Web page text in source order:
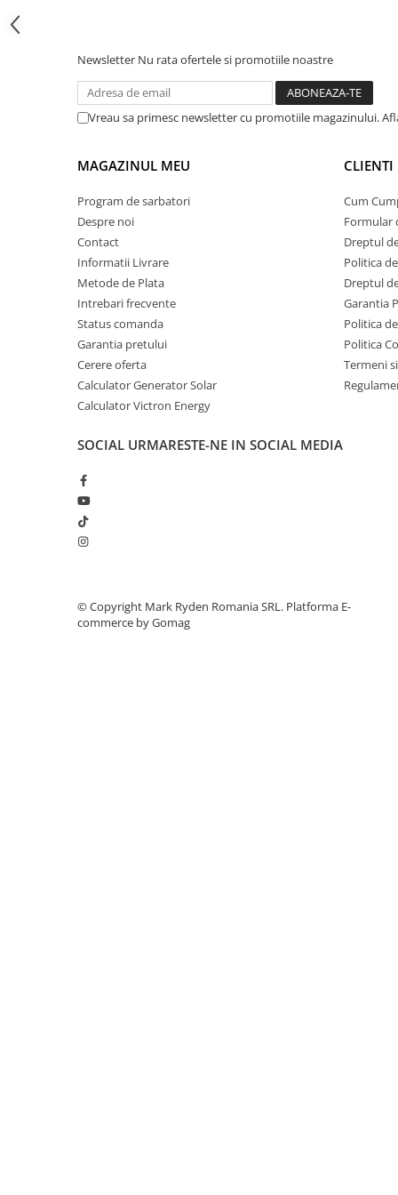
Accesorii
Monitorizare si control
Convertoare DC - DC
Invertoare Off-grid
Acumulatori de stocare
Componente sisteme de balcon
Iluminat solar
Acumulatori
Acumulatori Standard Plumb
Acumulatori Litiu
Acumulatori Gel
Acumulatori Moto
Electronice
Invertoare Tensiune
UPS Centrale Termice
Stabilizatoare Tensiune
Anemometre
Clampmetre
Newsletter Nu rata ofertele si promotiile noastre
Vreau sa primesc newsletter cu promotiile magazinului.
MAGAZINUL MEU
Program de sarbatori
Despre noi
Contact
Informatii Livrare
Metode de Plata
Intrebari frecvente
Status comanda
Garantia pretului
Cerere oferta
Calculator Generator Solar
Calculator Victron Energy
CLIENTI
Cum
Formular
Dreptul
Politica
Dreptul
Garantia
Politica
Politica
Termeni
SOCIAL URMARESTE-NE IN SOCIAL MEDIA
©️ Copyright Mark Ryden Romania SRL. Platforma E-
commerce by Gomag